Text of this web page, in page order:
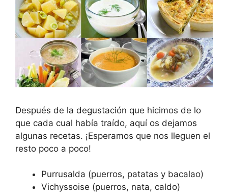
Después de la degustación que hicimos de lo
que cada cual había traído, aquí os dejamos
algunas recetas. ¡Esperamos que nos lleguen el
resto poco a poco!
Purrusalda (puerros, patatas y bacalao)
Vichyssoise (puerros, nata, caldo)